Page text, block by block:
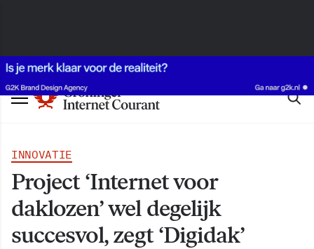
INNOVATIE
Project ‘Internet voor
daklozen’ wel degelijk
succesvol, zegt ‘Digidak’